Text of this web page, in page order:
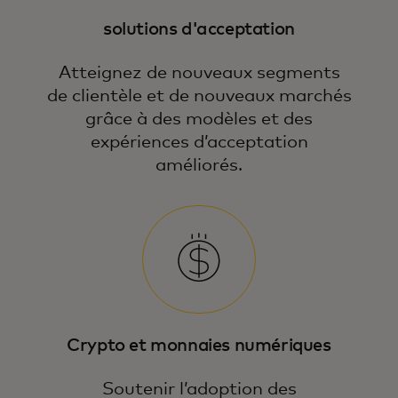
Nos stratégies de paiement et nos
opportunités commerciales dans les
solutions d'acceptation
Atteignez de nouveaux segments
de clientèle et de nouveaux marchés
grâce à des modèles et des
expériences d’acceptation
améliorés.
Crypto et monnaies numériques
Soutenir l’adoption des